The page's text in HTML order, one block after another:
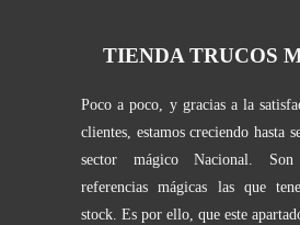
TIENDA TRUCOS
Poco a poco, y gracias a la
clientes, estamos creciendo hasta
sector mágico Nacional.
referencias mágicas las que
stock. Es por ello, que este